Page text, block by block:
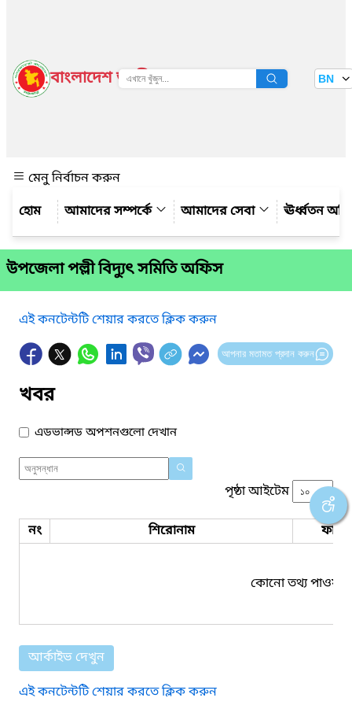
বাংলাদেশ জাতীয় তথ্য বাতায়ন BN
মেনু নির্বাচন করুন
আমাদের সম্পর্কে
আমাদের সেবা ঊর্ধ্বতন
উপজেলা পল্লী বিদ্যুৎ সমিতি অফিস
এই কনটেন্টটি শেয়ার করতে ক্লিক করুন
আপনার মতামত প্রদান করুন
খবর
এডভান্সড অপশনগুলো দেখান
পৃষ্ঠা আইটেম
নং শিরোনাম ফাইল
কোনো তথ্য পাওয়া
আর্কাইভ দেখুন
এই কনটেন্টটি শেয়ার করতে ক্লিক করুন